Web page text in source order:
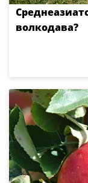
волкодава?